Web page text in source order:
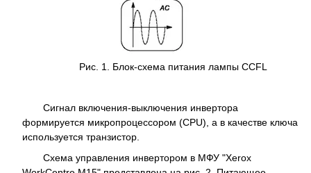
Рис. 1. Блок-схема питания лампы CCFL
Сигнал включения-выключения инвертора
формируется микропроцессором (CPU), а в качестве ключа
используется транзистор.
Схема управления инвертором в МФУ "Xerox